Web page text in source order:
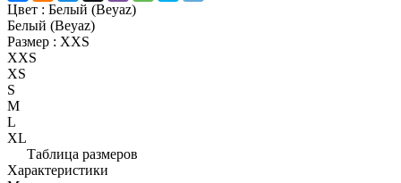
Цвет : Белый (Beyaz)
Белый (Beyaz)
Размер : XXS
XXS
XS
S
M
L
XL
Таблица размеров
Характеристики